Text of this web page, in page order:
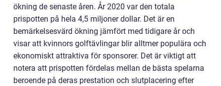
ökning de senaste åren. År 2020 var den totala
prispotten på hela 4,5 miljoner dollar. Det är en
bemärkelsesvärd ökning jämfört med tidigare år och
visar att kvinnors golftävlingar blir alltmer populära och
ekonomiskt attraktiva för sponsorer. Det är viktigt att
notera att prispotten fördelas mellan de bästa spelarna
beroende på deras prestation och slutplacering efter